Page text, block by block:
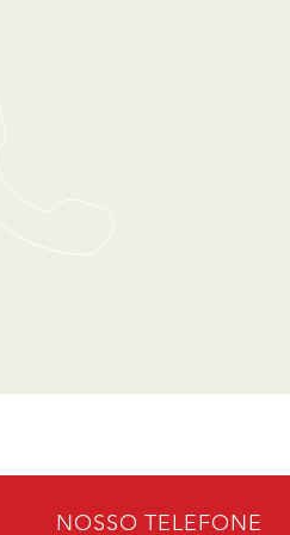
NOSSO TELEFONE